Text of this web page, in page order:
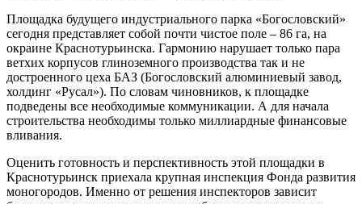
Площадка будущего индустриального парка «Богословский»
сегодня представляет собой почти чистое поле – 86 га, на
окраине Краснотурьинска. Гармонию нарушает только пара
ветхих корпусов глиноземного производства так и не
достроенного цеха БАЗ (Богословский алюминиевый завод,
холдинг «Русал»). По словам чиновников, к площадке
подведены все необходимые коммуникации. А для начала
строительства необходимы только миллиардные финансовые
вливания.
Оценить готовность и перспективность этой площадки в
Краснотурьинск приехала крупная инспекция Фонда развития
моногородов. Именно от решения инспекторов зависит